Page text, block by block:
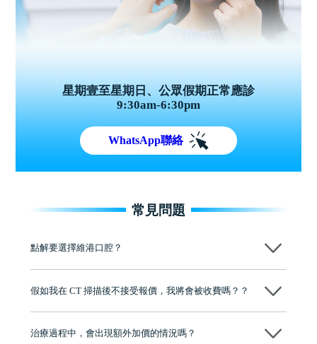
星期壹至星期日、公眾假期正常應診
9:30am-6:30pm
WhatsApp聯絡
常見問題
點解要選擇維港口腔？
牌」、「2025香港企業領袖品牌」，是諾貝爾種植系統全球放心植牙中
至今已服務超過三十個國家和地區的顧客，受到粵港澳大灣區及周邊城
市市民極高的口碑評價及信任推薦 珠海、深圳設有八大分院，香港亦設
有咨詢及服務保障中心，有任何問題都可以隨時預約免費咨詢，讓人十
假如我在 CT 掃描後不接受報價，我將會被收費嗎？？
不會！只要未開始實際服務之前，你不會被收取任何費用。
治療過程中，會出現額外加價的情況嗎？